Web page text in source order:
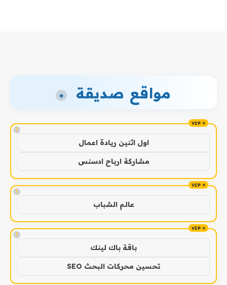
مواقع صديقة +
!
اول اثنين ريادة اعمال
مشاركة ارباح ادسنس
!
عالم الشباب
!
باقة باك لينك
تحسين محركات البحث SEO